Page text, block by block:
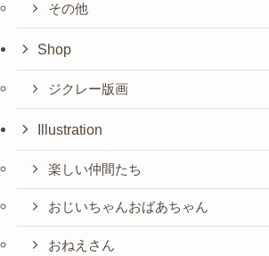
その他
Shop
ジクレー版画
Illustration
楽しい仲間たち
おじいちゃんおばあちゃん
おねえさん